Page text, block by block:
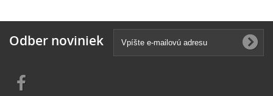
Odber noviniek